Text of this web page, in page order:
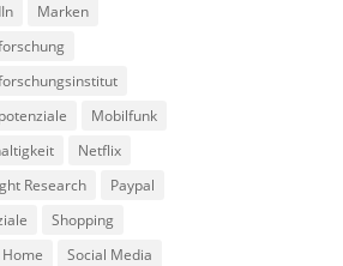
Marken
Mobilfunk
Netflix
Research
Paypal
Shopping
Social Media